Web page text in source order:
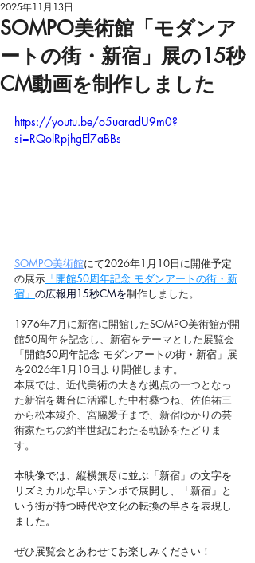
SOMPO美術館「モダンア
ートの街・新宿」展の15秒
CM動画を制作しました
2025年11月13日
https://youtu.be/o5uaradU9m0?
si=RQolRpjhgEl7aBBs
SOMPO美術館にて2026年1月10日に開催予定
の展示 「開館50周年記念 モダンアートの街・新
宿 」 の広報用15秒CMを制作しました。
1976年7月に新宿に開館したSOMPO美術館が開
館50周年を記念し、新宿をテーマとした展覧会
「開館50周年記念 モダンアートの街・新宿 」展
を2026年1月10日より開催します。
本展では、近代美術の大きな拠点の一つとなっ
た新宿を舞台に活躍した中村彝つね、佐伯祐三
から松本竣介、宮脇愛子まで、新宿ゆかりの芸
術家たちの約半世紀にわたる軌跡をたどりま
す。
本映像では、縦横無尽に並ぶ「新宿」の文字を
リズミカルな早いテンポで展開し、「新宿」と
いう街が持つ時代や文化の転換の早さを表現し
ました。
ぜひ展覧会とあわせてお楽しみください！